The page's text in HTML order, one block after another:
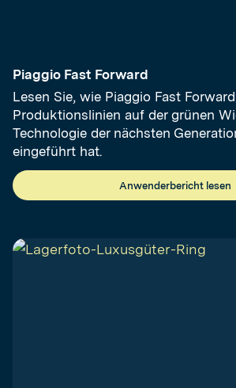
Piaggio Fast Forward
Lesen Sie, wie Piaggio Fast Forward
Produktionslinien auf der grünen
Technologie der nächsten
eingeführt hat.
Anwenderbericht lesen